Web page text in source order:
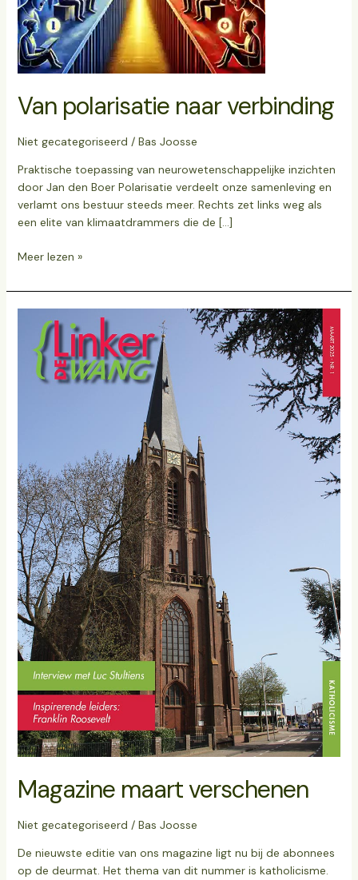
Van polarisatie naar verbinding
Niet gecategoriseerd / Bas Joosse
Praktische toepassing van neurowetenschappelijke inzichten
door Jan den Boer Polarisatie verdeelt onze samenleving en
verlamt ons bestuur steeds meer. Rechts zet links weg als
een elite van klimaatdrammers die de […]
Meer lezen »
Magazine maart verschenen
Niet gecategoriseerd / Bas Joosse
De nieuwste editie van ons magazine ligt nu bij de abonnees
op de deurmat. Het thema van dit nummer is katholicisme.
Magazine
maart
verschenen